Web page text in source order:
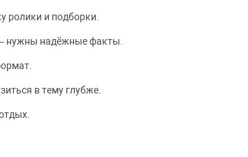
ролики и подборки.
нужны надёжные факты.
в тему глубже.